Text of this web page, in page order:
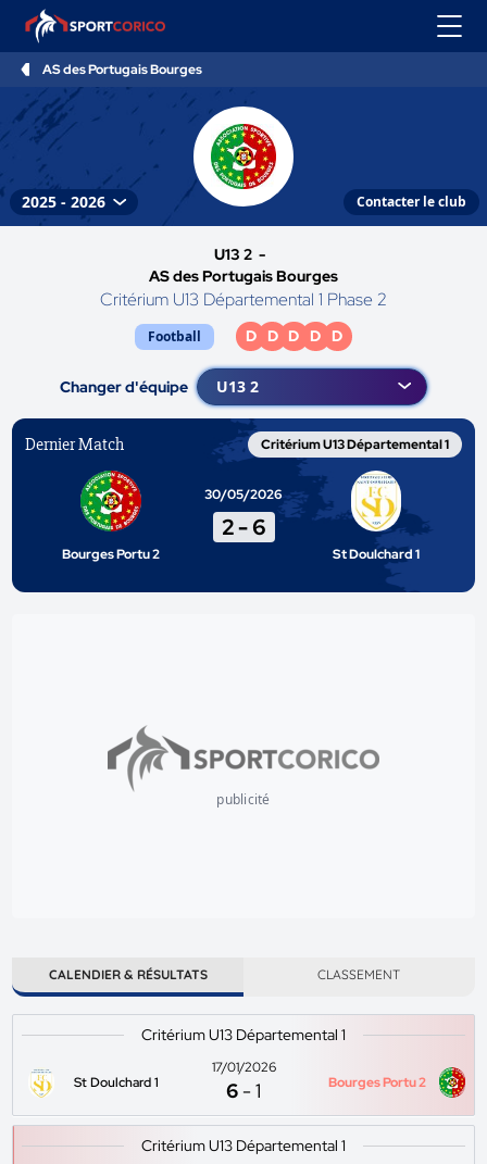
AS des Portugais Bourges
Contacter le club
U13 2 -
AS des Portugais Bourges
Critérium U13 Départemental 1 Phase 2
Football D D D D D
Changer d'équipe
Dernier Match Critérium U13 Départemental 1
Bourges Portu 2
30/05/2026
2-6
St Doulchard 1
publicité
CALENDIER & RÉSULTATS CLASSEMENT
Critérium U13 Départemental 1
St Doulchard 1
17/01/2026
6 -1 Bourges Portu 2
Critérium U13 Départemental 1